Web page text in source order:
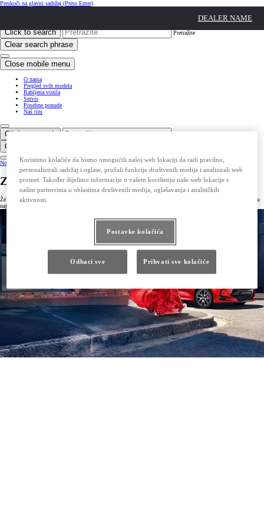
Preskoči na glavni sadržaj (Press Enter)
DEALER NAME
Click to search Pretražite
Clear search phrase
Close mobile menu
O nama
Pregled svih modela
Rabljena vozila
Servis
Posebne ponude
Naš tim
Click to search
Clear search phrase
Notification bell
Zatražite ponudu za Yaris
Želite ponudu za Yaris? Unesite vaše podatke u kontakt obrazac, a naši prodajni savjetnici kontaktirat će vas u
najkraćem roku.
Koristimo kolačiće da bismo omogućili našoj web lokaciji da radi pravilno,
personalizirali sadržaj i oglase, pružali funkcije društvenih medija i analizirali web
promet. Također dijelimo informacije o vašem korištenju naše web lokacije s
našim partnerima u oblastima društvenih medija, oglašavanja i analitičkih
aktivnosti.
Postavke kolačića
Odbaci sve Prihvati sve kolačiće